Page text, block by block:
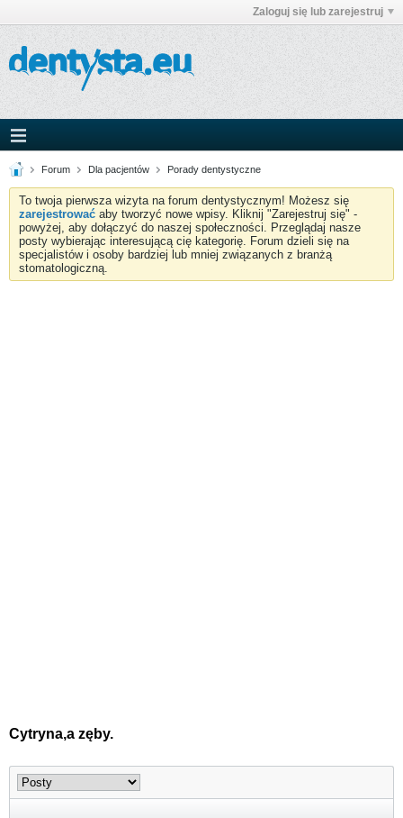
Zaloguj się lub zarejestruj
Forum Dla pacjentów Porady dentystyczne
To twoja pierwsza wizyta na forum dentystycznym! Możesz się
zarejestrować aby tworzyć nowe wpisy. Kliknij "Zarejestruj się" -
powyżej, aby dołączyć do naszej społeczności. Przeglądaj nasze
posty wybierając interesującą cię kategorię. Forum dzieli się na
specjalistów i osoby bardziej lub mniej związanych z branżą
stomatologiczną.
Cytryna,a zęby.